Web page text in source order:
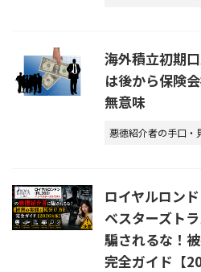
海外積立初期
は後から保険
無意味
悪徳紹介者の手口・
ロイヤルロン
ベスターズト
騙されるな！
完全ガイド【